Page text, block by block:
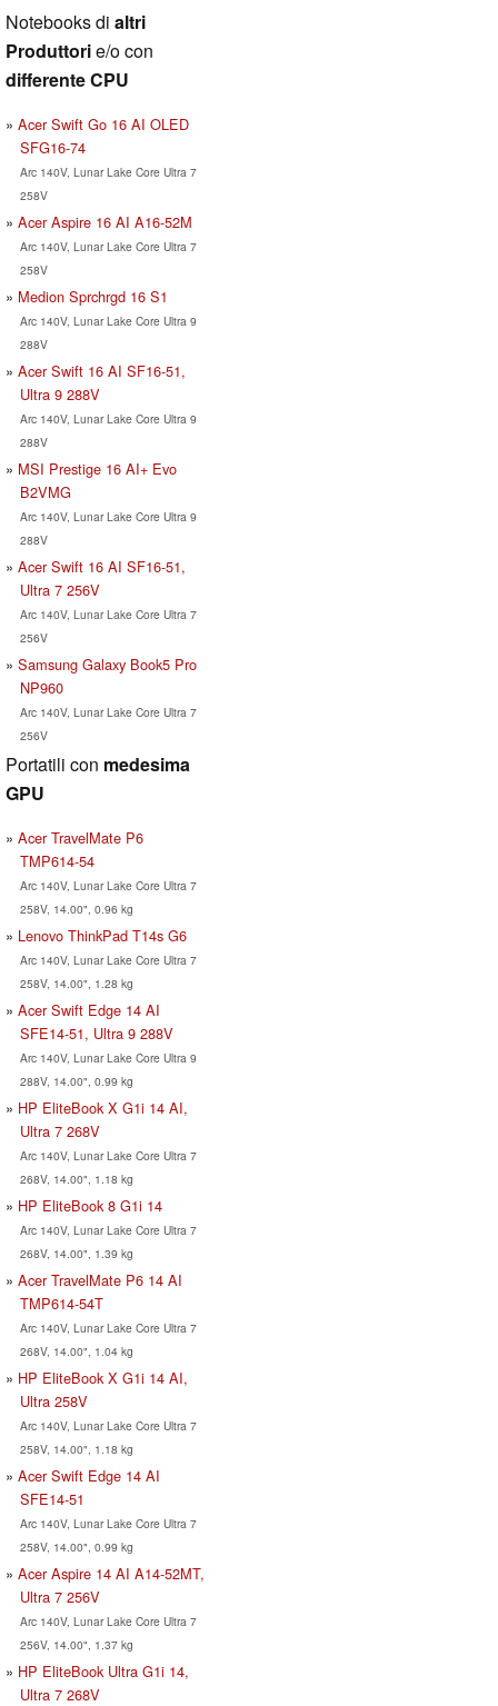
Notebooks di altri
Produttorie/o con
differente CPU
Acer Swift Go 16 AI OLED
SFG16-74
Arc 140V, Lunar Lake Core Ultra 7
258V
Acer Aspire 16 AI A16-52M
Arc 140V, Lunar Lake Core Ultra 7
258V
Medion Sprchrgd 16 S1
Arc 140V, Lunar Lake Core Ultra 9
288V
Acer Swift 16 AI SF16-51,
Ultra 9 288V
Arc 140V, Lunar Lake Core Ultra 9
288V
MSI Prestige 16 AI+ Evo
B2VMG
Arc 140V, Lunar Lake Core Ultra 9
288V
Acer Swift 16 AI SF16-51,
Ultra 7 256V
Arc 140V, Lunar Lake Core Ultra 7
256V
Samsung Galaxy Book5 Pro
NP960
Arc 140V, Lunar Lake Core Ultra 7
256V
Portatili con medesima
GPU
Acer TravelMate P6
TMP614-54
Arc 140V, Lunar Lake Core Ultra 7
258V, 14.00", 0.96 kg
Lenovo ThinkPad T14s G6
Arc 140V, Lunar Lake Core Ultra 7
258V, 14.00", 1.28 kg
Acer Swift Edge 14 AI
SFE14-51, Ultra 9 288V
Arc 140V, Lunar Lake Core Ultra 9
288V, 14.00", 0.99 kg
HP EliteBook X G1i 14 AI,
Ultra 7 268V
Arc 140V, Lunar Lake Core Ultra 7
268V, 14.00", 1.18 kg
HP EliteBook 8 G1i 14
Arc 140V, Lunar Lake Core Ultra 7
268V, 14.00", 1.39 kg
Acer TravelMate P6 14 AI
TMP614-54T
Arc 140V, Lunar Lake Core Ultra 7
268V, 14.00", 1.04 kg
HP EliteBook X G1i 14 AI,
Ultra 258V
Arc 140V, Lunar Lake Core Ultra 7
258V, 14.00", 1.18 kg
Acer Swift Edge 14 AI
SFE14-51
Arc 140V, Lunar Lake Core Ultra 7
258V, 14.00", 0.99 kg
Acer Aspire 14 AI A14-52MT,
Ultra 7 256V
Arc 140V, Lunar Lake Core Ultra 7
256V, 14.00", 1.37 kg
HP EliteBook Ultra G1i 14,
Ultra 7 268V